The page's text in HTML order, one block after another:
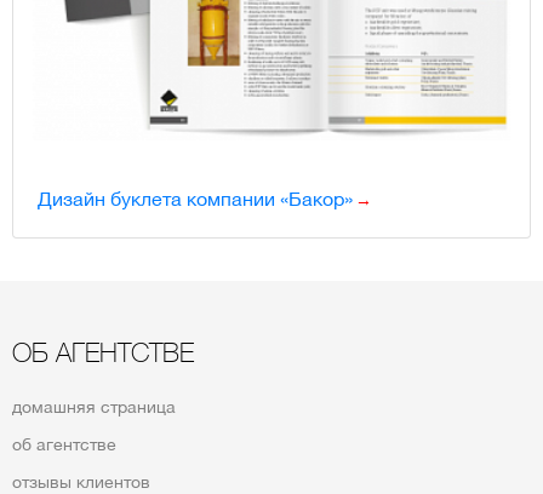
Дизайн буклета компании «Бакор»
ОБ АГЕНТСТВЕ
домашняя страница
об агентстве
отзывы клиентов